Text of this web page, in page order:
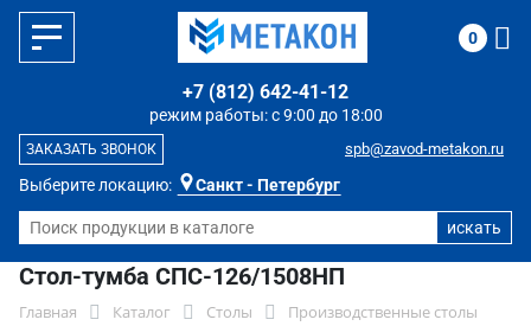
Выберите локацию: Санкт - Петербург
режим работы: с 9:00 до 18:00
+7 (812) 642-41-12
spb@zavod-metakon.ru
ЗАКАЗАТЬ ЗВОНОК
0
Стол-тумба СПС-126/1508НП
Главная Каталог Столы
Производственные столы